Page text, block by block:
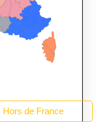
Hors de France